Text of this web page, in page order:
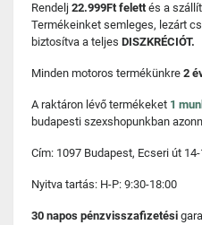
Rendelj 22.999Ft felettés a
Termékeinket semleges, lezárt
biztosítva a teljes DISZKRÉCIÓT.
Minden motoros termékünkre 2
A raktáron lévő termékeket 1
budapesti szexshopunkban
Cím: 1097 Budapest, Ecseri út
Nyitva tartás: H-P: 9:30-18:00
30 napos pénzvisszafizetési